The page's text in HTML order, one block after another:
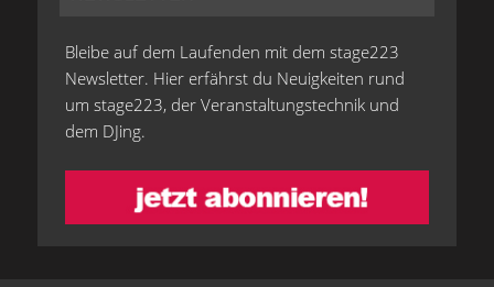
Bleibe auf dem Laufenden mit dem stage223
Newsletter. Hier erfährst du Neuigkeiten rund
um stage223, der Veranstaltungstechnik und
dem DJing.